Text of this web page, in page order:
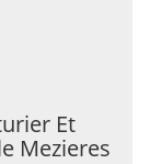
Et
Mezieres